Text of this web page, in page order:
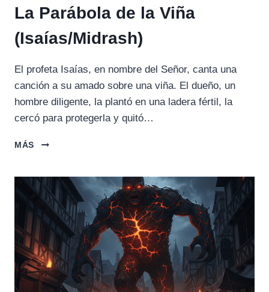
La Parábola de la Viña
(Isaías/Midrash)
El profeta Isaías, en nombre del Señor, canta una
canción a su amado sobre una viña. El dueño, un
hombre diligente, la plantó en una ladera fértil, la
cercó para protegerla y quitó…
MÁS
LA
LA
VIÑA
(ISAÍAS/MIDRASH)